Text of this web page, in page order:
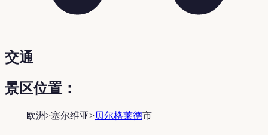
交通
景区位置：
欧洲>塞尔维亚>贝尔格莱德市